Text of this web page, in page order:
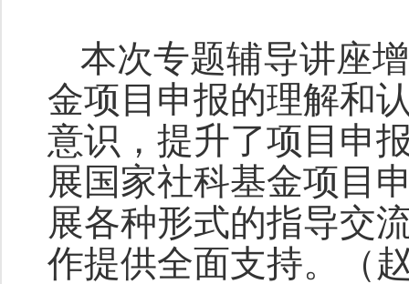
本次专题辅导讲座
金项目申报的理解和
意识，提升了项目申
展国家社科基金项目
展各种形式的指导交
作提供全面支持。（